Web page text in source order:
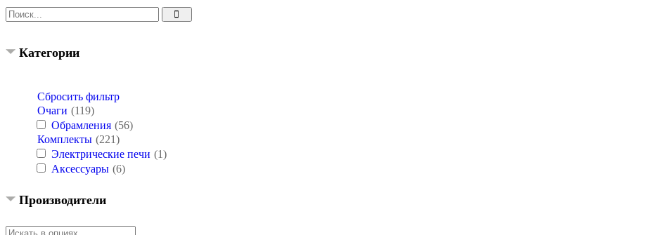
Категории
Сбросить фильтр
Очаги (119)
Обрамления (56)
Комплекты (221)
Электрические печи (1)
Аксессуары (6)
Производители